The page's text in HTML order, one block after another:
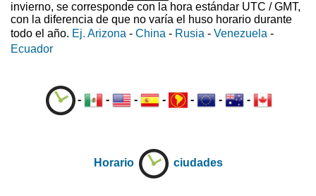
invierno, se corresponde con la hora estándar UTC / GMT,
con la diferencia de que no varía el huso horario durante
todo el año. Ej. Arizona - China - Rusia - Venezuela -
Ecuador
- - - - - - -
Horario ciudades